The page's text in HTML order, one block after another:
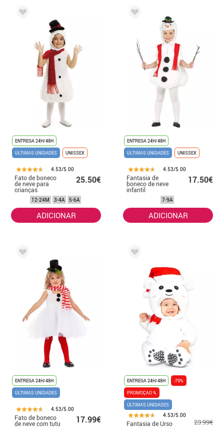
ENTREGA 24H/48H
ÚLTIMAS UNIDADES
UNISSEX
4.53/5.00
Fato de boneco
de neve para
crianças
25.50€
12-24M 3-4A 5-6A
ADICIONAR
ENTREGA 24H/48H
ÚLTIMAS UNIDADES
UNISSEX
4.53/5.00
Fantasia de
boneco de neve
infantil
17.50€
7-9A
ADICIONAR
ENTREGA 24H/48H
ÚLTIMAS UNIDADES
4.53/5.00
Fato de boneco
de neve com tutu 17.99€
ENTREGA 24H/48H
-79%
PROMOÇAO %
ÚLTIMAS UNIDADES
4.53/5.00
Fantasia de Urso 23.99€